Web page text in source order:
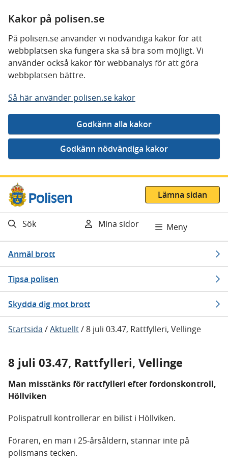
Kakor på polisen.se
På polisen.se använder vi nödvändiga kakor för att
webbplatsen ska fungera ska så bra som möjligt. Vi
använder också kakor för webbanalys för att göra
webbplatsen bättre.
Så här använder polisen.se kakor
Gå direkt till innehåll
Lämna sidan
Sök Mina sidor Meny
Anmäl brott
Tipsa polisen
Skydda dig mot brott
Startsida /Aktuellt/8 juli 03.47, Rattfylleri, Vellinge
8 juli 03.47, Rattfylleri, Vellinge
Man misstänks för rattfylleri efter fordonskontroll,
Höllviken
Polispatrull kontrollerar en bilist i Höllviken.
Föraren, en man i 25-årsåldern, stannar inte på
polismans tecken.